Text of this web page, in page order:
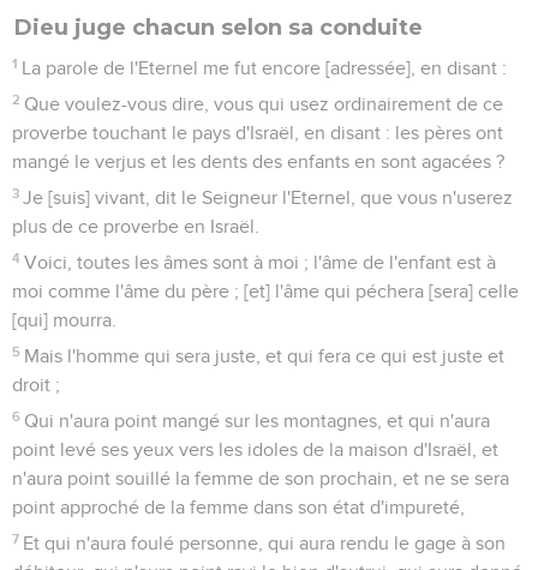
Dieu juge chacun selon sa conduite
1 La parole de l'Eternel me fut encore [adressée], en disant :
2 Que voulez-vous dire, vous qui usez ordinairement de ce
proverbe touchant le pays d'Israël, en disant : les pères ont
mangé le verjus et les dents des enfants en sont agacées ?
3 Je [suis] vivant, dit le Seigneur l'Eternel, que vous n'userez
plus de ce proverbe en Israël.
4 Voici, toutes les âmes sont à moi ; l'âme de l'enfant est à
moi comme l'âme du père ; [et] l'âme qui péchera [sera] celle
[qui] mourra.
5 Mais l'homme qui sera juste, et qui fera ce qui est juste et
droit ;
6 Qui n'aura point mangé sur les montagnes, et qui n'aura
point levé ses yeux vers les idoles de la maison d'Israël, et
n'aura point souillé la femme de son prochain, et ne se sera
point approché de la femme dans son état d'impureté,
7 Et qui n'aura foulé personne, qui aura rendu le gage à son